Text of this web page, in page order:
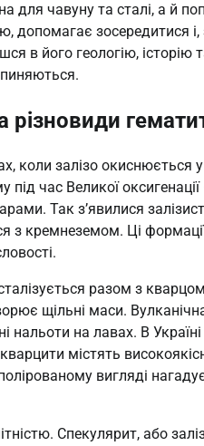
чавуну та сталі, а й
допомагає зосередитися
в його геологію, історію
різновиди
коли залізо окиснюється
час Великої
Так з’явилися
з кремнеземом. Ці
разом з
щільні маси.
нальоти на лавах. В
містять
вигляді
Спекулярит, або